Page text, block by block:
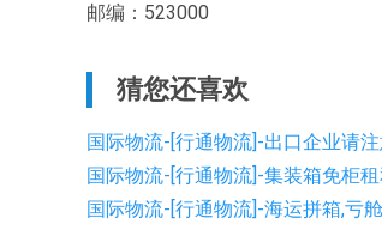
邮编：523000
猜您还喜欢
国际物流-[行通物流]-出口企业请
国际物流-[行通物流]-集装箱免柜
国际物流-[行通物流]-海运拼箱,亏